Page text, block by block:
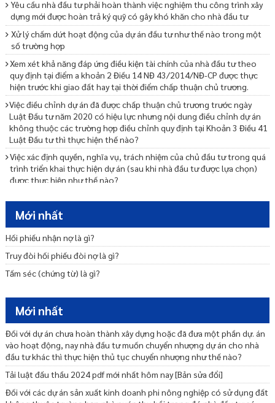
Yêu cầu nhà đầu tư phải hoàn thành việc nghiệm thu công trình xây
dựng mới được hoàn trả ký quỹ có gây khó khăn cho nhà đầu tư
Xử lý chấm dứt hoạt động của dự án đầu tư như thế nào trong một
số trường hợp
Xem xét khả năng đáp ứng điều kiện tài chính của nhà đầu tư theo
quy định tại điểm a khoản 2 Điều 14 NĐ 43/2014/NĐ-CP được thực
hiện trước khi giao đất hay tại thời điểm chấp thuận chủ trương.
Việc điều chỉnh dự án đã được chấp thuận chủ trương trước ngày
Luật Đầu tư năm 2020 có hiệu lực nhưng nội dung điều chỉnh dự án
không thuộc các trường hợp điều chỉnh quy định tại Khoản 3 Điều 41
Luật Đầu tư thì thực hiện thế nào?
Việc xác định quyền, nghĩa vụ, trách nhiệm của chủ đầu tư trong quá
trình triển khai thực hiện dự án (sau khi nhà đầu tư được lựa chọn)
được thực hiện như thế nào?
một phần hoạt động của dự án đầu tư được thực hiện trước hay sau
khi chấm dứt, thu hồi dự án đầu tư
Việc thay đổi hình thức bảo đảm thực hiện dự án để áp dụng bảo lãnh
nghĩa vụ ký quỹ được thực hiện như thế nào?
Việc thẩm định nhu cầu sử dụng đất khi chấp thuận chủ trương đầu
tư dự án nằm trong khu vực thăm dò, khai thác Bauxite đã được phê
Việc ký quỹ trong trường hợp nhà đầu tư điều chỉnh mục tiêu, tiến độ
trước hay sau khi chấp thuận điều chỉnh chủ trương đầu tư.
Việc kiểm tra, theo dõi, giám sát dự án đầu tư, xử lý vi phạm của nhà
đầu tư trong trường hợp nhà đầu tư điều chỉnh kéo dài tiến độ thực
hiện dự án đầu tư được thực hiện như thế nào?
Việc hoãn ký quỹ theo quy định tại điểm a khoản 1 Điều 26 Nghị định
Mới nhất
Hối phiếu nhận nợ là gì?
Truy đòi hối phiếu đòi nợ là gì?
Tấm séc (chứng từ) là gì?
Mới nhất
Đối với dự án chưa hoàn thành xây dựng hoặc đã đưa một phần dự. án
vào hoạt động, nay nhà đầu tư muốn chuyển nhượng dự án cho nhà
đầu tư khác thì thực hiện thủ tục chuyển nhượng như thế nào?
Tải luật đấu thầu 2024 pdf mới nhất hôm nay [Bản sửa đổi]
Đối với các dự án sản xuất kinh doanh phi nông nghiệp có sử dụng đất